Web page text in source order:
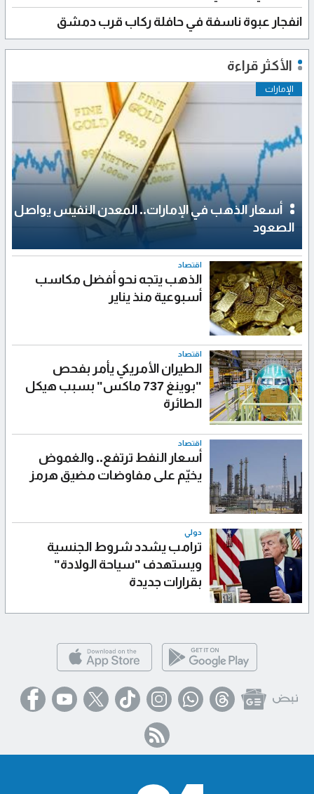
انفجار عبوة ناسفة في حافلة ركاب قرب دمشق
الأكثر قراءة
الإمارات
أسعار الذهب في الإمارات.. المعدن النفيس يواصل
الصعود
اقتصاد
الذهب يتجه نحو أفضل مكاسب
أسبوعية منذ يناير
اقتصاد
الطيران الأمريكي يأمر بفحص
"بوينغ 737 ماكس" بسبب هيكل
الطائرة
اقتصاد
أسعار النفط ترتفع.. والغموض
يخيّم على مفاوضات مضيق هرمز
دولي
ترامب يشدد شروط الجنسية
ويستهدف "سياحة الولادة"
بقرارات جديدة